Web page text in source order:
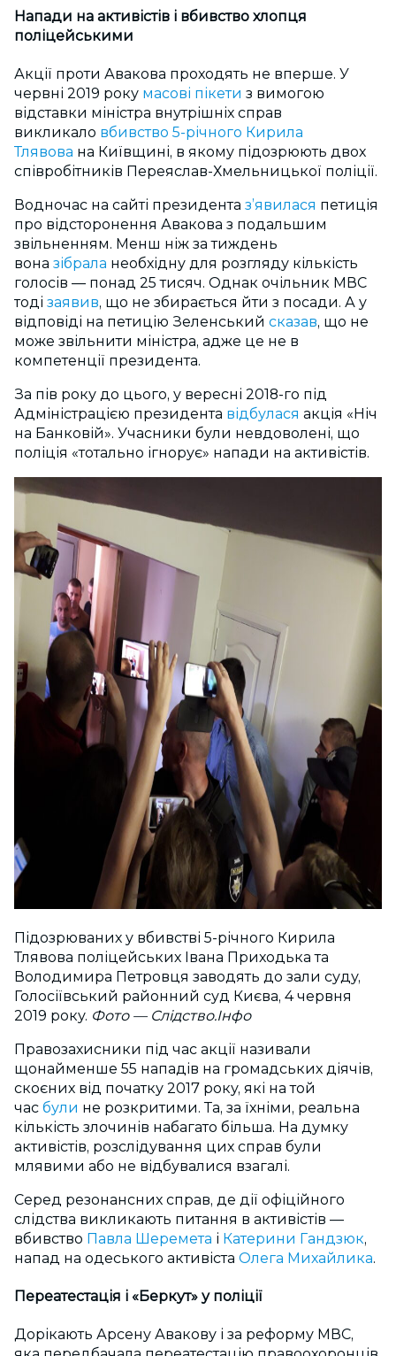
Напади на активістів і вбивство хлопця
поліцейськими
Акції проти Авакова проходять не вперше. У
червні 2019 року масові пікети з вимогою
відставки міністра внутрішніх справ
викликало вбивство 5-річного Кирила
Тлявова на Київщині, в якому підозрюють двох
співробітників Переяслав-Хмельницької поліції.
Водночас на сайті президента з’явилася петиція
про відсторонення Авакова з подальшим
звільненням. Менш ніж за тиждень
вона зібрала необхідну для розгляду кількість
голосів — понад 25 тисяч. Однак очільник МВС
тоді заявив, що не збирається йти з посади. А у
відповіді на петицію Зеленський сказав, що не
може звільнити міністра, адже це не в
компетенції президента.
За пів року до цього, у вересні 2018-го під
Адміністрацією президента відбулася акція «Ніч
на Банковій». Учасники були невдоволені, що
поліція «тотально ігнорує» напади на активістів.
Підозрюваних у вбивстві 5-річного Кирила
Тлявова поліцейських Івана Приходька та
Володимира Петровця заводять до зали суду,
Голосіївський районний суд Києва, 4 червня
2019 року. Фото — Слідство.Інфо
Правозахисники під час акції називали
щонайменше 55 нападів на громадських діячів,
скоєних від початку 2017 року, які на той
час були не розкритими. Та, за їхніми, реальна
кількість злочинів набагато більша. На думку
активістів, розслідування цих справ були
млявими або не відбувалися взагалі.
Серед резонансних справ, де дії офіційного
слідства викликають питання в активістів —
вбивство Павла Шеремета і Катерини Гандзюк,
напад на одеського активіста Олега Михайлика.
Переатестація і «Беркут» у поліції
Дорікають Арсену Авакову і за реформу МВС,